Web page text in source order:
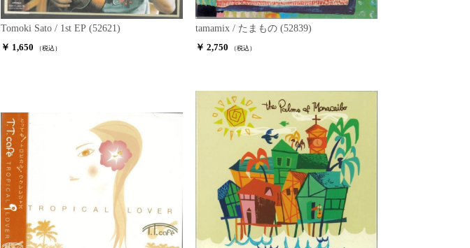
Tomoki Sato / 1st EP (52621)
￥ 1,650
（税込）
tamamix / たまもの (52839)
￥ 2,750
（税込）